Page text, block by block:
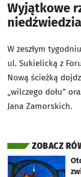
Wyjątkowe
niedźwiedzia
W zeszłym
ul. Sukielicką z
Nową ścieżką
„wilczego dołu”
Jana Zamorskich.
ZOBACZ
otworzy się w nowej karcie